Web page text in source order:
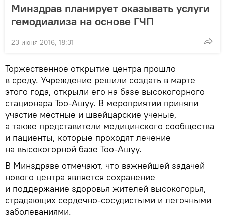
Минздрав планирует оказывать услуги
гемодиализа на основе ГЧП
23 июня 2016, 18:31
Торжественное открытие центра прошло
в среду. Учреждение решили создать в марте
этого года, открыли его на базе высокогорного
стационара Тоо-Ашуу. В мероприятии приняли
участие местные и швейцарские ученые,
а также представители медицинского сообщества
и пациенты, которые проходят лечение
на высокогорной базе Тоо-Ашуу.
В Минздраве отмечают, что важнейшей задачей
нового центра является сохранение
и поддержание здоровья жителей высокогорья,
страдающих сердечно-сосудистыми и легочными
заболеваниями.